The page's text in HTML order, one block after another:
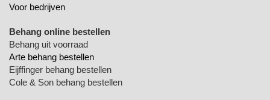
Voor bedrijven
Behang online bestellen
Behang uit voorraad
Arte behang bestellen
Eijffinger behang bestellen
Cole & Son behang bestellen